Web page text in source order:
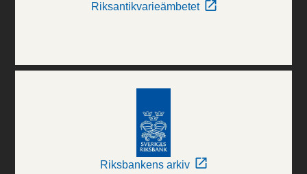
Riksantikvarieämbetet
Riksbankens arkiv